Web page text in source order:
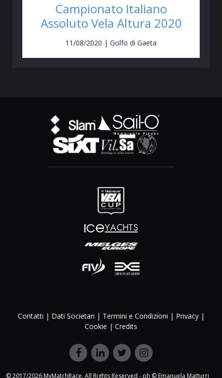
Campionato Italiano
Assoluto Vela Altura 2020
11/08/2020 | Golfo di Gaeta
Contatti | Dati Societari | Termini e Condizioni | Privacy|
Cookie | Credits
© 2017/2026 MyMatchRace. All Rights Reserved - ph © Emanuela Matturri